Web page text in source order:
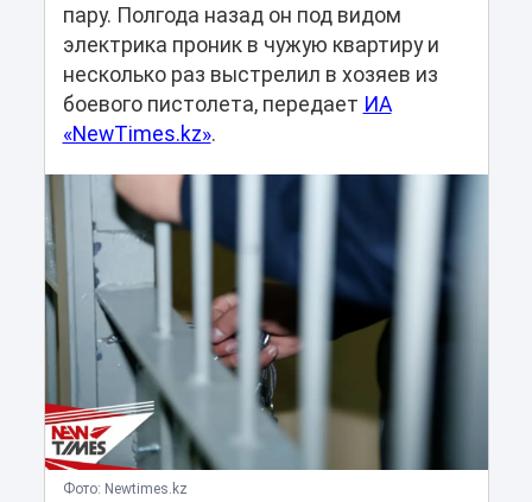
пару. Полгода назад он под видом
электрика проник в чужую квартиру и
несколько раз выстрелил в хозяев из
боевого пистолета, передает ИА
«NewTimes.kz».
Фото: Newtimes.kz